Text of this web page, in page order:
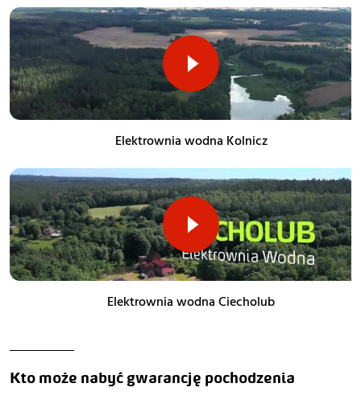
Elektrownia wodna Kolnicz
Elektrownia wodna Ciecholub
Kto może nabyć gwarancję pochodzenia